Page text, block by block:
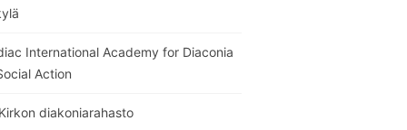
International Academy for Diaconia
Action
diakoniarahasto